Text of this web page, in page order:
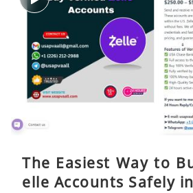
The Easiest Way to
elle Accounts Safely